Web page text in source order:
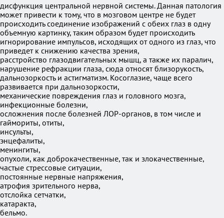
дисфункция центральной нервной системы. Данная патология
может привести к тому, что в мозговом центре не будет
происходить соединение изображений с обеих глаз в одну
объемную картинку, таким образом будет происходить
игнорирование импульсов, исходящих от одного из глаз, что
приведет к снижению качества зрения,
расстройство глазодвигательных мышц, а также их паралич,
нарушение рефракции глаза, сюда относят близорукость,
дальнозоркость и астигматизм. Косоглазие, чаще всего
развивается при дальнозоркости,
механические повреждения глаз и головного мозга,
инфекционные болезни,
осложнения после болезней ЛОР-органов, в том числе и
гаймориты, отиты,
инсульты,
энцефалиты,
менингиты,
опухоли, как доброкачественные, так и злокачественные,
частые стрессовые ситуации,
постоянные нервные напряжения,
атрофия зрительного нерва,
отслойка сетчатки,
катаракта,
бельмо.